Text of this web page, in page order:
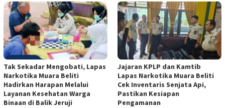
Tak Sekadar Mengobati, Lapas
Narkotika Muara Beliti
Hadirkan Harapan Melalui
Layanan Kesehatan Warga
Binaan di Balik Jeruji
Jajaran KPLP dan Kamtib
Lapas Narkotika Muara Beliti
Cek Inventaris Senjata Api,
Pastikan Kesiapan
Pengamanan